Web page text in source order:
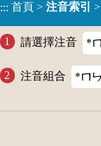
::: 首頁 > 注音索引 >
請選擇注音
注音組合